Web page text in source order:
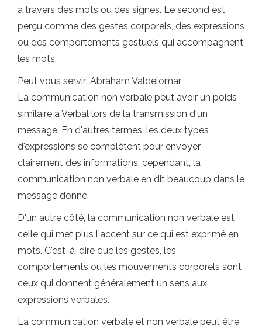
à travers des mots ou des signes. Le second est
perçu comme des gestes corporels, des expressions
ou des comportements gestuels qui accompagnent
les mots.
Peut vous servir: Abraham Valdelomar
La communication non verbale peut avoir un poids
similaire à Verbal lors de la transmission d'un
message. En d'autres termes, les deux types
d'expressions se complètent pour envoyer
clairement des informations, cependant, la
communication non verbale en dit beaucoup dans le
message donné.
D'un autre côté, la communication non verbale est
celle qui met plus l'accent sur ce qui est exprimé en
mots. C'est-à-dire que les gestes, les
comportements ou les mouvements corporels sont
ceux qui donnent généralement un sens aux
expressions verbales.
La communication verbale et non verbale peut être